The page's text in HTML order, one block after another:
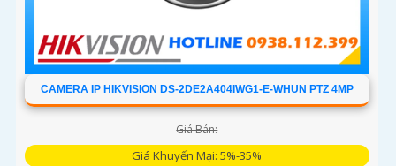
CAMERA IP HIKVISION DS-2DE2A404IWG1-E-WHUN PTZ 4MP
Giá Bán:
Giá Khuyến Mại: 5%-35%